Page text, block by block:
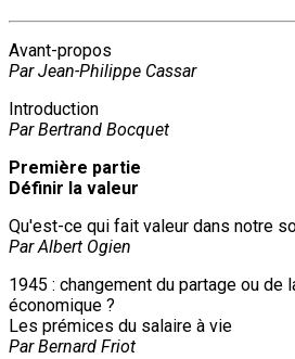
Avant-propos
Par Jean-Philippe Cassar
Introduction
Par Bertrand Bocquet
Première partie
Définir la valeur
Qu'est-ce qui fait valeur dans notre
Par Albert Ogien
1945 : changement du partage ou de
économique ?
Les prémices du salaire à vie
Par Bernard Friot